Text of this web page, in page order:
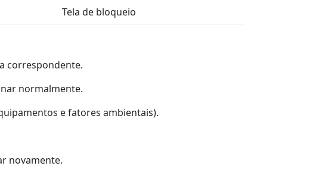
Tela de bloqueio
correspondente.
normalmente.
e fatores ambientais).
novamente.